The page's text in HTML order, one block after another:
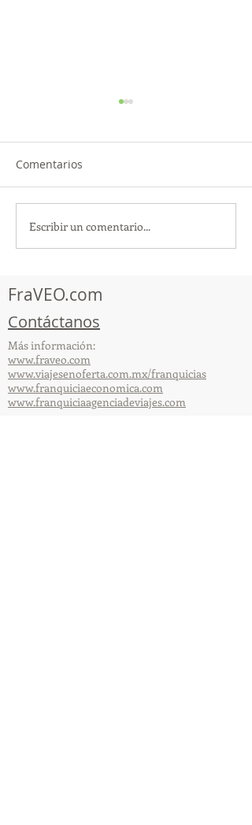
TourTravelynByFraveo
participó en la
Comentarios
Escribir un comentario...
FraVEO.com
Contáctanos
Más información:
www.fraveo.com
www.viajesenoferta.com.mx/franquicias
www.franquiciaeconomica.com
www.franquiciaagenciadeviajes.com